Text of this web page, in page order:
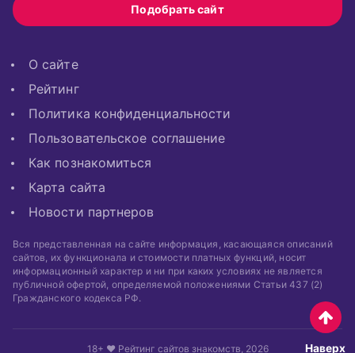
Подобрать сайт
О сайте
Рейтинг
Политика конфиденциальности
Пользовательское соглашение
Как познакомиться
Карта сайта
Новости партнеров
Вся представленная на сайте информация, касающаяся описаний
сайтов, их функционала и стоимости платных функций, носит
информационный характер и ни при каких условиях не является
публичной офертой, определяемой положениями Статьи 437 (2)
Гражданского кодекса РФ.
18+ ❤ Рейтинг сайтов знакомств, 2026 Наверх